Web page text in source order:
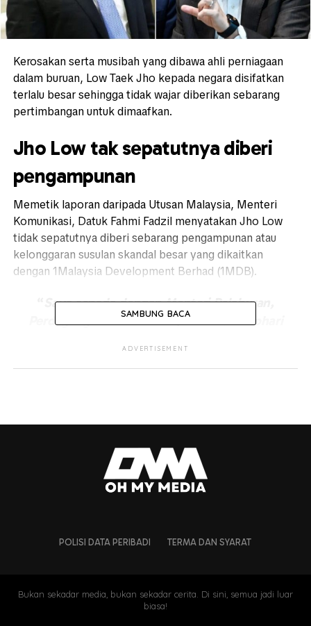
Kerosakan serta musibah yang dibawa ahli perniagaan
dalam buruan, Low Taek Jho kepada negara disifatkan
terlalu besar sehingga tidak wajar diberikan sebarang
pertimbangan untuk dimaafkan.
Jho Low tak sepatutnya diberi
pengampunan
Memetik laporan daripada Utusan Malaysia, Menteri
Komunikasi, Datuk Fahmi Fadzilmenyatakan Jho Low
tidak sepatutnya diberi sebarang pengampunan atau
kelonggaran susulan skandal besar yang dikaitkan
dengan 1Malaysia Development Berhad (1MDB).
Saya senada dengan Menteri Pelaburan,
Perdagangan dan Industri, Datuk Seri Johari
pengampunan atau kelonggaran walaupun
melibatkan individu seperti Jho Low. Dia kena
balik dan berdepan, dibawa ke mahkamah untuk
SAMBUNG BACA
ADVERTISEMENT
POLISI DATA PERIBADI TERMA DAN SYARAT
Bukan sekadar media, bukan sekadar cerita. Di sini, semua jadi luar
biasa!